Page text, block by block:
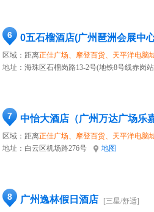
6 0五石榴酒店(广州琶洲会展中
区域：距离正佳广场、摩登百货、天平洋电脑
地址： 海珠区石榴岗路13-2号(地铁8号线赤岗
7 中怡大酒店（广州万达广场乐
区域：距离正佳广场、摩登百货、天平洋电脑
地址： 白云区机场路276号 地图
8 广州逸林假日酒店
[三星/舒适]